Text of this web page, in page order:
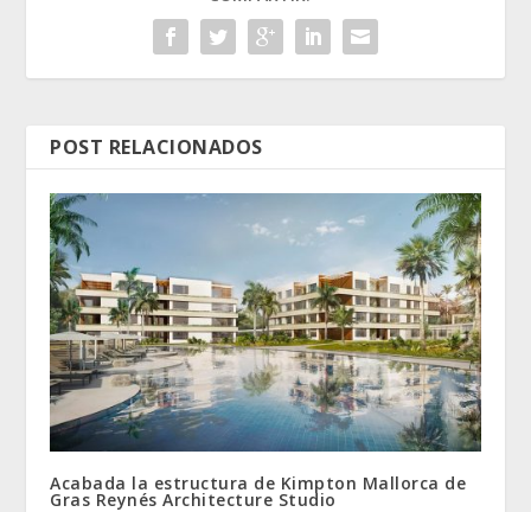
POST RELACIONADOS
Acabada la estructura de Kimpton Mallorca de
Gras Reynés Architecture Studio